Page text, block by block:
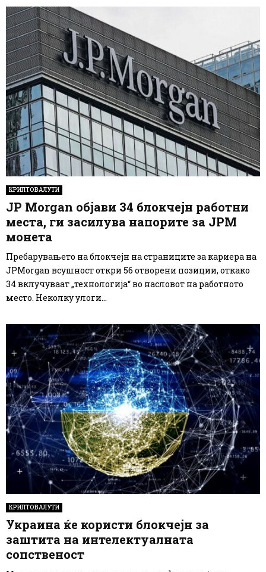
КРИПТОВАЛУТИ
JP Morgan објави 34 блокчејн работни
места, ги засилува напорите за JPM
монета
Пребарувањето на блокчејн на страниците за кариера на
JPMorgan всушност откри 56 отворени позиции, откако
34 вклучуваат „технологија“ во насловот на работното
место. Неколку улоги...
КРИПТОВАЛУТИ
Украина ќе користи блокчејн за
заштита на интелектуалната
сопственост